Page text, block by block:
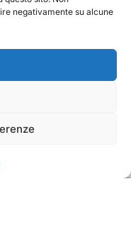
negativamente su alcune
ed emergente